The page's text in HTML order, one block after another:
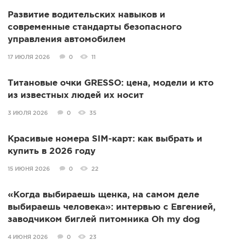
Развитие водительских навыков и
современные стандарты безопасного
управления автомобилем
17 ИЮЛЯ 2026 0 11
Титановые очки GRESSO: цена, модели и кто
из известных людей их носит
3 ИЮЛЯ 2026 0 35
Красивые номера SIM-карт: как выбрать и
купить в 2026 году
15 ИЮНЯ 2026 0 22
«Когда выбираешь щенка, на самом деле
выбираешь человека»: интервью с Евгенией,
заводчиком биглей питомника Oh my dog
4 ИЮНЯ 2026 0 23